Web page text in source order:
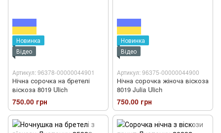
Новинка
Відео
Артикул: 96378-00000044901
Нічна сорочка на бретелі
віскоза 8019 Ulich
750.00 грн
Новинка
Відео
Артикул: 96375-00000044900
Нічна сорочка жіноча віскоза
8019 Julia Ulich
750.00 грн